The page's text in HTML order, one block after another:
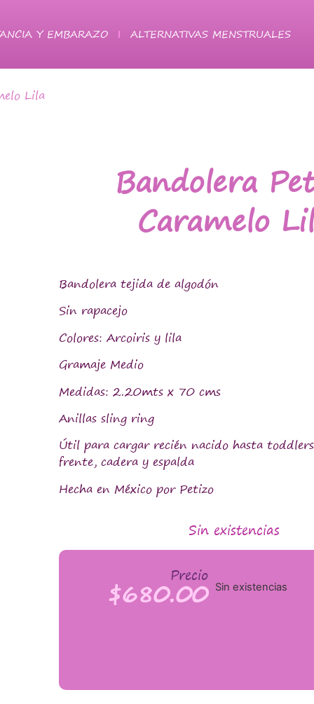
Y EMBARAZO ALTERNATIVAS MENSTRUALES
Lila
Bandolera
Caramelo
Bandolera tejida de algodón
Sin rapacejo
Colores: Arcoiris y lila
Gramaje Medio
Medidas: 2.20mts x 70 cms
Anillas sling ring
Útil para cargar recién nacido hasta
frente, cadera y espalda
Hecha en México por Petizo
Sin existencias
Precio
$680.00 Sin existencias